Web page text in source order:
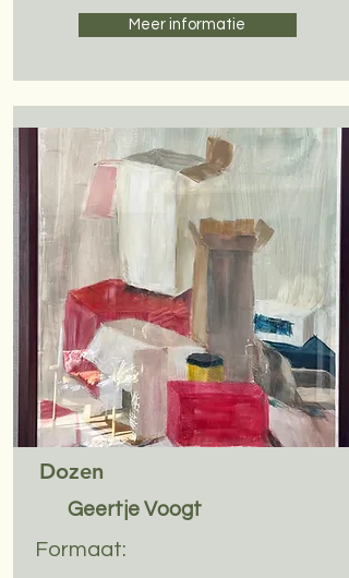
Meer informatie
Dozen
Geertje Voogt
Formaat: